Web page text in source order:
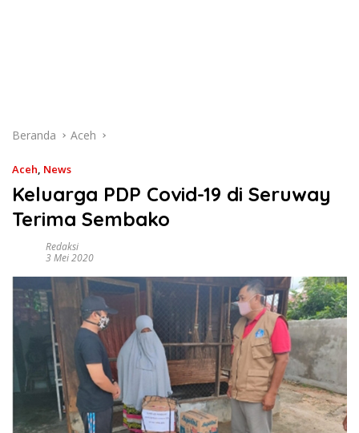
Beranda Aceh
Aceh, News
Keluarga PDP Covid-19 di Seruway
Terima Sembako
Redaksi
3 Mei 2020